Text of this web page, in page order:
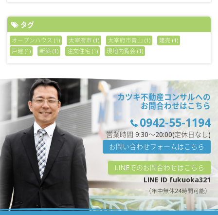
タグ
オープンハウス (1) 太宰府市 (1) 太宰府市青山 (1) 建売 (1)
戸建 (1) 新築 (1) 注文住宅 (1) 現地内覧会 (1)
カツキ不動産コンサルへの
お問合わせはこちら
0942-55-1194
営業時間 9:30〜20:00(定休日なし)
お問い合わせフォームはこちら
LINEでのお問合わせはこちら
LINE ID fukuoka321
（年中無休24時間可能）